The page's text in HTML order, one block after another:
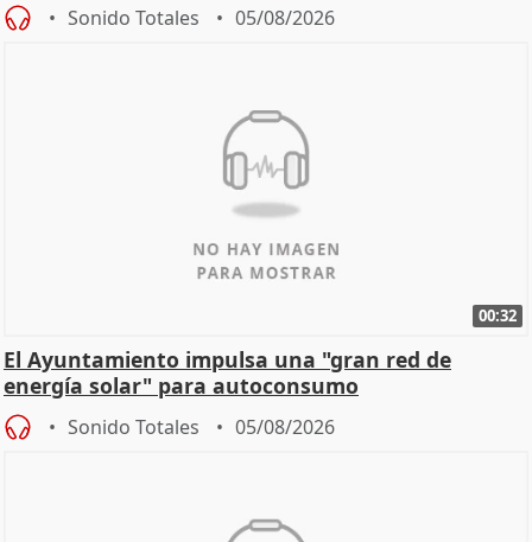
Sonido Totales 05/08/2026
00:32
El Ayuntamiento impulsa una "gran red de
energía solar" para autoconsumo
Sonido Totales 05/08/2026